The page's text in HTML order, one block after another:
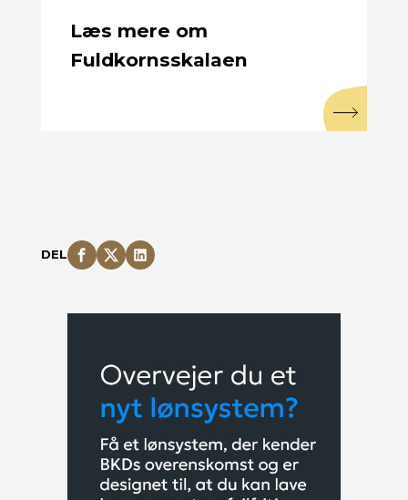
DEL
Læs mere om
Fuldkornsskalaen